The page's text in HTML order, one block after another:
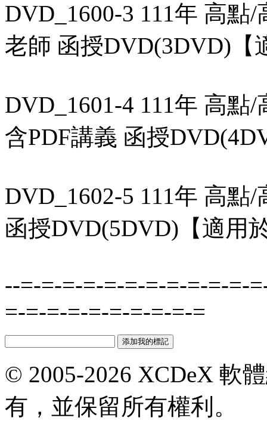
DVD_1600-3 111年 高點
老師 函授DVD(3DVD)【
DVD_1601-4 111年 高點
含PDF講義 函授
DVD_1602-5 111年 高點
函授DVD(5DVD)【適用
--=-=-=-=-=-=-=-=-=-=-=-
=-=-=-=-=-=-=-=-=-=
© 2005-2026 XCDeX 軟
有，並保留所有權利。